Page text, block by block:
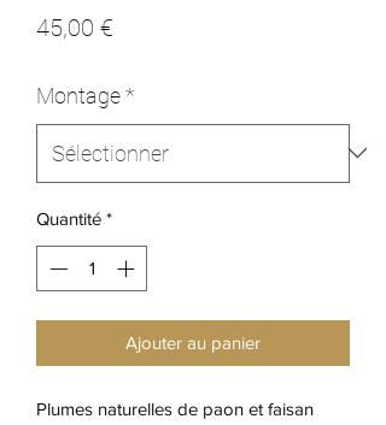
45,00 €
Montage*
Quantité *
Ajouter au panier
Plumes naturelles de paon et faisan